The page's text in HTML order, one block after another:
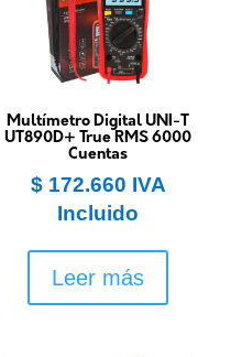
Multímetro Digital UNI-T
UT890D+ True RMS 6000
Cuentas
$172.660 IVA
Incluido
Leer más